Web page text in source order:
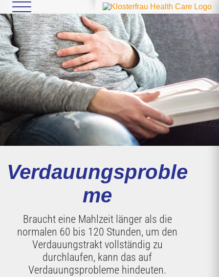
Verdauungsproble
me
Braucht eine Mahlzeit länger als die
normalen 60 bis 120 Stunden, um den
Verdauungstrakt vollständig zu
durchlaufen, kann das auf
Verdauungsprobleme hindeuten.